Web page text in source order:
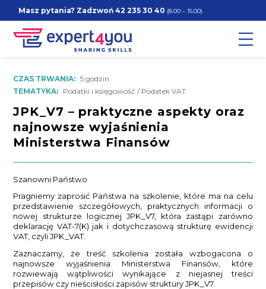
Masz pytania? Zadzwoń42 235 30 40 (8.00 – 15.00)
CZAS TRWANIA: 5 godzin
TEMATYKA: Podatki i księgowość / Podatek VAT
JPK_V7 – praktyczne aspekty oraz
najnowsze wyjaśnienia
Ministerstwa Finansów
Szanowni Państwo
Pragniemy zaprosić Państwa na szkolenie, które ma na celu
przedstawienie szczegółowych, praktycznych informacji o
nowej strukturze logicznej JPK_V7, która zastąpi zarówno
deklarację VAT-7(K) jak i dotychczasową strukturę ewidencji
VAT, czyli JPK_VAT.
Zaznaczamy, że treść szkolenia została wzbogacona o
najnowsze wyjaśnienia Ministerstwa Finansów, które
rozwiewają wątpliwości wynikające z niejasnej treści
przepisów czy nieścisłości zapisów struktury JPK_V7.